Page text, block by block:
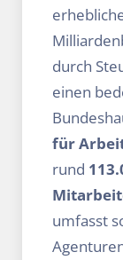
durch
einen
für
rund
umfasst